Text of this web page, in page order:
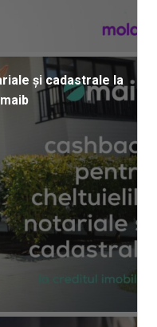
și cadastrale la